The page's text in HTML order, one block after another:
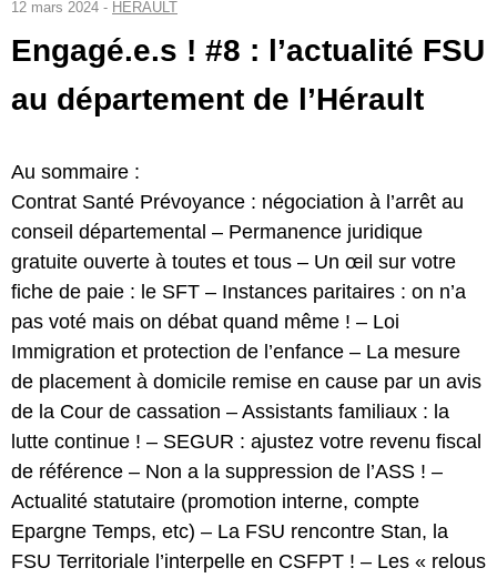
12 mars 2024 - HÉRAULT
Engagé.e.s ! #8 : l’actualité FSU
au département de l’Hérault
Au sommaire :
Contrat Santé Prévoyance : négociation à l’arrêt au
conseil départemental – Permanence juridique
gratuite ouverte à toutes et tous – Un œil sur votre
fiche de paie : le SFT – Instances paritaires : on n’a
pas voté mais on débat quand même ! – Loi
Immigration et protection de l’enfance – La mesure
de placement à domicile remise en cause par un avis
de la Cour de cassation – Assistants familiaux : la
lutte continue ! – SEGUR : ajustez votre revenu fiscal
de référence – Non a la suppression de l’ASS ! –
Actualité statutaire (promotion interne, compte
Epargne Temps, etc) – La FSU rencontre Stan, la
FSU Territoriale l’interpelle en CSFPT ! – Les « relous